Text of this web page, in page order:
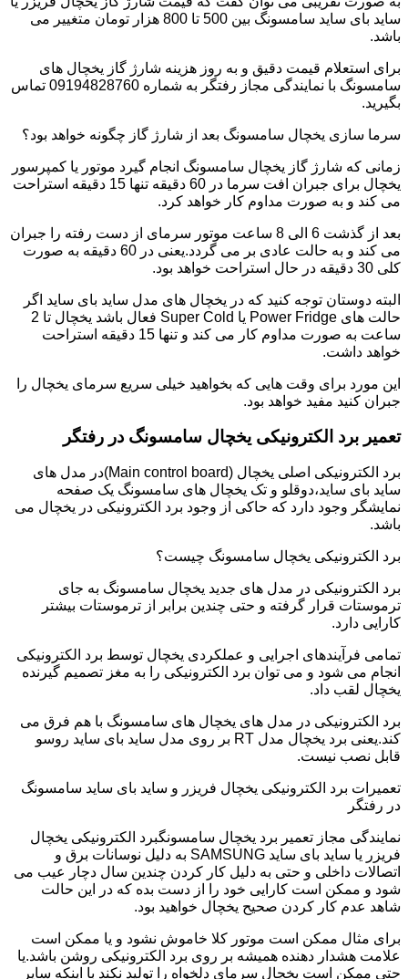
ساید بای ساید سامسونگ بین 500 تا 800 هزار تومان متغییر می
باشد.
برای استعلام قیمت دقیق و به روز هزینه شارژ گاز یخچال های
سامسونگ با نمایندگی مجاز رفتگر به شماره 09194828760 تماس
بگیرید.
سرما سازی یخچال سامسونگ بعد از شارژ گاز چگونه خواهد بود؟
زمانی که شارژ گاز یخچال سامسونگ انجام گیرد موتور یا کمپرسور
یخچال برای جبران افت سرما در 60 دقیقه تنها 15 دقیقه استراحت
می کند و به صورت مداوم کار خواهد کرد.
بعد از گذشت 6 الی 8 ساعت موتور سرمای از دست رفته را جبران
می کند و به حالت عادی بر می گردد.یعنی در 60 دقیقه به صورت
کلی 30 دقیقه در حال استراحت خواهد بود.
البته دوستان توجه کنید که در یخچال های مدل ساید بای ساید اگر
حالت های Power Fridge یا Super Cold فعال باشد یخچال تا 2
ساعت به صورت مداوم کار می کند و تنها 15 دقیقه استراحت
خواهد داشت.
این مورد برای وقت هایی که بخواهید خیلی سریع سرمای یخچال را
جبران کنید مفید خواهد بود.
تعمیر برد الکترونیکی یخچال سامسونگ در رفتگر
برد الکترونیکی اصلی یخچال (Main control board)در مدل های
ساید بای ساید،دوقلو و تک یخچال های سامسونگ یک صفحه
نمایشگر وجود دارد که حاکی از وجود برد الکترونیکی در یخچال می
باشد.
برد الکترونیکی یخچال سامسونگ چیست؟
برد الکترونیکی در مدل های جدید یخچال سامسونگ به جای
ترموستات قرار گرفته و حتی چندین برابر از ترموستات بیشتر
کارایی دارد.
تمامی فرآیندهای اجرایی و عملکردی یخچال توسط برد الکترونیکی
انجام می شود و می توان برد الکترونیکی را به مغز تصمیم گیرنده
یخچال لقب داد.
برد الکترونیکی در مدل های یخچال های سامسونگ با هم فرق می
کند.یعنی برد یخچال مدل RT بر روی مدل ساید بای ساید روسو
قابل نصب نیست.
تعمیرات برد الکترونیکی یخچال فریزر و ساید بای ساید سامسونگ
در رفتگر
نمایندگی مجاز تعمیر برد یخچال سامسونگبرد الکترونیکی یخچال
فریزر یا ساید بای ساید SAMSUNG به دلیل نوسانات برق و
اتصالات داخلی و حتی به دلیل کار کردن چندین سال دچار عیب می
شود و ممکن است کارایی خود را از دست بده که در این حالت
شاهد عدم کار کردن صحیح یخچال خواهید بود.
برای مثال ممکن است موتور کلا خاموش نشود و یا ممکن است
علامت هشدار دهنده همیشه بر روی برد الکترونیکی روشن باشد.یا
حتی ممکن است یخچال سرمای دلخواه را تولید نکند با اینکه سایر